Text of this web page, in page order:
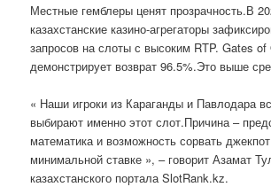
Местные гемблеры ценят прозрачность.В
казахстанские казино-агрегаторы
запросов на слоты с высоким RTP. Gates
демонстрирует возврат 96.5%.Это выше
« Наши игроки из Караганды и Павлодара
выбирают именно этот слот.Причина –
математика и возможность сорвать
минимальной ставке », – говорит Азамат
казахстанского портала SlotRank.kz.